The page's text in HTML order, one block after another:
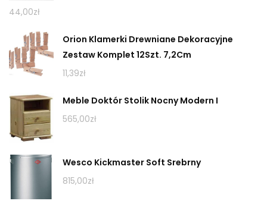
44,00zł
Orion Klamerki Drewniane Dekoracyjne
Zestaw Komplet 12Szt. 7,2Cm
11,39zł
Meble Doktór Stolik Nocny Modern I
565,00zł
Wesco Kickmaster Soft Srebrny
815,00zł